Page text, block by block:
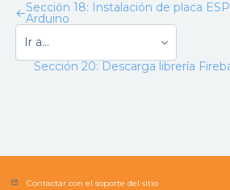
←Sección 18: Instalación de placa
Arduino
Sección 20: Descarga librería
Contactar con el soporte del sitio